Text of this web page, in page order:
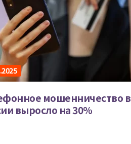
мошенничество в
выросло на 30%